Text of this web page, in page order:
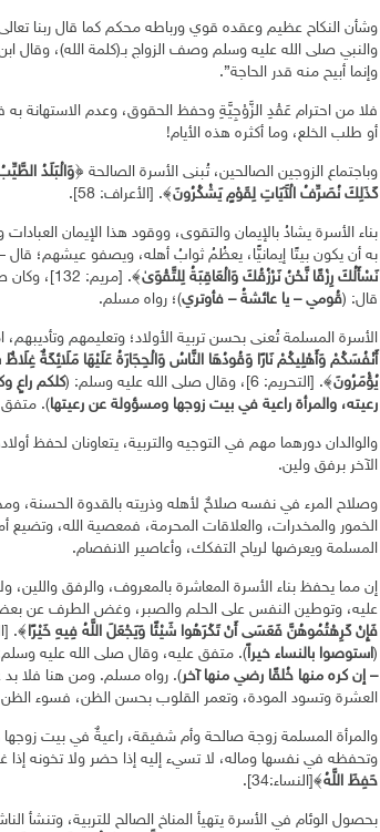
وشأن النكاح عظيم وعقده قوي ورباطه محكم كما قال ربنا
والنبي صلى الله عليه وسلم وصف الزواج بـ(كلمة الله)، وقال
وإنما أبيح منه قدر الحاجة”.
فلا من احترام عَقْدِ الزَّوْجِيَّةِ وحفظ الحقوق، وعدم الاستهانة
أو طلب الخلع، وما أكثره هذه الأيام!
وباجتماع الزوجين الصالحين، تُبنى الأسرة الصالحة ﴿وَالْبَلَدُ
كَذَلِكَ نُصَرِّفُ الْآَيَاتِ لِقَوْمٍ يَشْكُرُونَ﴾. [الأعراف: 58].
بناء الأسرة يشادُ بالإيمان والتقوى، ووقود هذا الإيمان
به أن يكون بيتًا إيمانيًّا، يعظُمُ ثوابُ أهله، ويصفو عيشهم؛ قال
نَسْأَلُكَ رِزْقًا نَّحْنُ نَرْزُقُكَ وَالْعَاقِبَةُ لِلتَّقْوَىٰ
﴾. [مريم:
قال: (قُومي – يا عائشةُ – فأوتري)؛ رواه مسلم.
الأسرة المسلمة تُعنى بحسن تربية الأولاد؛ وتعليمهم وتأديبهم،
أَنْفُسَكُمْ وَأَهْلِيكُمْ نَارًا وَقُودُهَا النَّاسُ وَالْحِجَارَةُ عَلَيْهَا مَلَائِكَةٌ
يُؤْمَرُونَ﴾. [التحريم: 6]، وقال صلى الله عليه وسلم: (
كلكم راعٍ
رعيته، والمرأة راعية في بيت زوجها ومسؤولة عن رعيتها). متفق
والوالدان دورهما مهم في التوجيه والتربية، يتعاونان لحفظ
الآخر برفق ولين.
وصلاح المرء في نفسه صلاحٌ لأهله وذريته بالقدوة الحسنة،
الخمور والمخدرات، والعلاقات المحرمة، فمعصية الله، وتضيع
المسلمة ويعرضها لرياح التفكك، وأعاصير الانفصام.
إن مما يحفظ بناء الأسرة المعاشرة بالمعروف، والرفق
عليه، وتوطين النفس على الحلم والصبر، وغض الطرف عن
فَإِنْ كَرِهْتُمُوهُنَّ فَعَسَى أَنْ تَكْرَهُوا شَيْئًا وَيَجْعَلَ اللَّهُ فِيهِ خَيْرًا
(استوصوا بالنساء خيراً). متفق عليه، وقال صلى الله عليه
– إن كره منها خُلقًا رضي منها آخر). رواه مسلم. ومن هنا فلا
العشرة وتسود المودة، وتعمر القلوب بحسن الظن، فسوء
والمرأة المسلمة زوجة صالحة وأم شفيقة، راعيةٌ في بيت
وتحفظه في نفسها وماله، لا تسيء إليه إذا حضر ولا تخونه إذا
حَفِظَ اللَّهُ﴾[النساء:34].
بحصول الوئام في الأسرة يتهيأ المناخ الصالح للتربية، وتنشأ